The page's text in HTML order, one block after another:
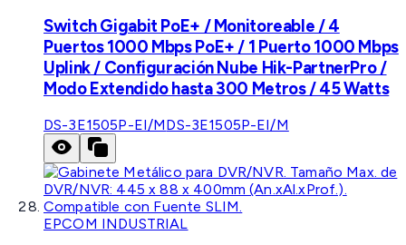
Switch Gigabit PoE+ / Monitoreable / 4
Puertos 1000 Mbps PoE+ / 1 Puerto 1000 Mbps
Uplink / Configuración Nube Hik-PartnerPro /
Modo Extendido hasta 300 Metros / 45 Watts
DS-3E1505P-EI/MDS-3E1505P-EI/M
EPCOM INDUSTRIAL